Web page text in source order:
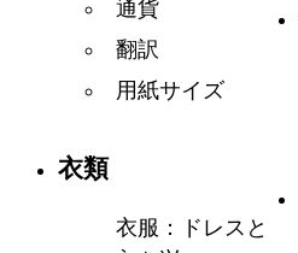
通貨
翻訳
用紙サイズ
衣類
衣服：ドレスと